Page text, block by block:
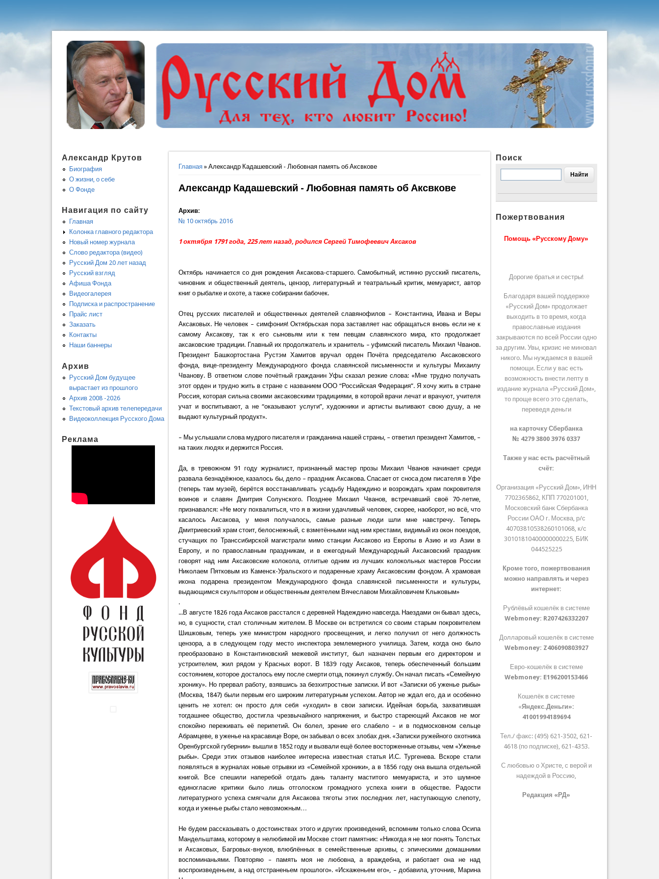
Вы здесь
Главная » Александр Кадашевский - Любовная память об Аксвкове
Александр Кадашевский - Любовная память об Аксвкове
Архив:
№ 10 октябрь 2016
1 октября 1791 года, 225 лет назад, родился Сергей Тимофеевич Аксаков
Октябрь начинается со дня рождения Аксакова-старшего. Самобытный, истинно русский писатель,
чиновник и общественный деятель, цензор, литературный и театральный критик, мемуарист, автор
книг о рыбалке и охоте, а также собирании бабочек.
Отец русских писателей и общественных деятелей славянофилов – Константина, Ивана и Веры
Аксаковых. Не человек – симфония! Октябрьская пора заставляет нас обращаться вновь если не к
самому Аксакову, так к его сыновьям или к тем певцам славянского мира, кто продолжает
аксаковские традиции. Главный их продолжатель и хранитель – уфимский писатель Михаил Чванов.
Президент Башкортостана Рустэм Хамитов вручал орден Почёта председателю Аксаковского
фонда, вице-президенту Международного фонда славянской письменности и культуры Михаилу
Чванову. В ответном слове почётный гражданин Уфы сказал резкие слова: «Мне трудно получать
этот орден и трудно жить в стране с названием ООО “Российская Федерация”. Я хочу жить в стране
Россия, которая сильна своими аксаковскими традициями, в которой врачи лечат и врачуют, учителя
учат и воспитывают, а не “оказывают услуги”, художники и артисты выливают свою душу, а не
выдают культурный продукт».
– Мы услышали слова мудрого писателя и гражданина нашей страны, – ответил президент Хамитов, –
на таких людях и держится Россия.
Да, в тревожном 91 году журналист, признанный мастер прозы Михаил Чванов начинает среди
развала безнадёжное, казалось бы, дело – праздник Аксакова. Спасает от сноса дом писателя в Уфе
(теперь там музей), берётся восстанавливать усадьбу Надеждино и возрождать храм покровителя
воинов и славян Дмитрия Солунского. Позднее Михаил Чванов, встречавший своё 70-летие,
признавался: «Не могу похвалиться, что я в жизни удачливый человек, скорее, наоборот, но всё, что
касалось Аксакова, у меня получалось, самые разные люди шли мне навстречу. Теперь
Дмитриевский храм стоит, белоснежный, с взметёнными над ним крестами, видимый из окон поездов,
стучащих по Транссибирской магистрали мимо станции Аксаково из Европы в Азию и из Азии в
Европу, и по православным праздникам, и в ежегодный Международный Аксаковский праздник
говорят над ним Аксаковские колокола, отлитые одним из лучших колокольных мастеров России
Николаем Пятковым из Каменск-Уральского и подаренные храму Аксаковским фондом. А храмовая
икона подарена президентом Международного фонда славянской письменности и культуры,
выдающимся скульптором и общественным деятелем Вячеславом Михайловичем Клыковым»
.
...В августе 1826 года Аксаков расстался с деревней Надеждино навсегда. Наездами он бывал здесь,
но, в сущности, стал столичным жителем. В Москве он встретился со своим старым покровителем
Шишковым, теперь уже министром народного просвещения, и легко получил от него должность
цензора, а в следующем году место инспектора землемерного училища. Затем, когда оно было
преобразовано в Константиновский межевой институт, был назначен первым его директором и
устроителем, жил рядом у Красных ворот. В 1839 году Аксаков, теперь обеспеченный большим
состоянием, которое досталось ему после смерти отца, покинул службу. Он начал писать «Семейную
хронику». Но прервал работу, взявшись за безхитростные записки. И вот «Записки об уженье рыбы»
(Москва, 1847) были первым его широким литературным успехом. Автор не ждал его, да и особенно
ценить не хотел: он просто для себя «уходил» в свои записки. Идейная борьба, захватившая
тогдашнее общество, достигла чрезвычайного напряжения, и быстро стареющий Аксаков не мог
спокойно переживать её перипетий. Он болел, зрение его слабело – и в подмосковном сельце
Абрамцеве, в уженье на красавице Воре, он забывал о всех злобах дня. «Записки ружейного охотника
Оренбургской губернии» вышли в 1852 году и вызвали ещё более восторженные отзывы, чем «Уженье
рыбы». Среди этих отзывов наиболее интересна известная статья И.С. Тургенева. Вскоре стали
появляться в журналах новые отрывки из «Семейной хроники», а в 1856 году она вышла отдельной
книгой. Все спешили наперебой отдать дань таланту маститого мемуариста, и это шумное
единогласие критики было лишь отголоском громадного успеха книги в обществе. Радости
литературного успеха смягчали для Аксакова тяготы этих последних лет, наступающую слепоту,
когда и уженье рыбы стало невозможным…
Не будем рассказывать о достоинствах этого и других произведений, вспомним только слова Осипа
Мандельштама, которому в нелюбимой им Москве стоит памятник: «Никогда я не мог понять Толстых
и Аксаковых, Багровых-внуков, влюблённых в семейственные архивы, с эпическими домашними
воспоминаньями. Повторяю – память моя не любовна, а враждебна, и работает она не над
воспроизведеньем, а над отстраненьем прошлого». «Искаженьем его», – добавила, уточнив, Марина
Александр Крутов
Биография
О жизни, о себе
О Фонде
Навигация по сайту
Главная
Колонка главного редактора
Новый номер журнала
Слово редактора (видео)
Русский Дом 20 лет назад
Русский взгляд
Афиша Фонда
Видеогалерея
Подписка и распространение
Прайс лист
Заказать
Контакты
Наши баннеры
Архив
Русский Дом будущее
вырастает из прошлого
Архив 2008 -2026
Текстовый архив телепередачи
Видеоколлекция Русского Дома
Реклама
Поиск
Пожертвования
Помощь «Русскому Дому»
Дорогие братья и сестры!
Благодаря вашей поддержке
«Русский Дом» продолжает
выходить в то время, когда
православные издания
закрываются по всей России одно
за другим. Увы, кризис не миновал
никого. Мы нуждаемся в вашей
помощи. Если у вас есть
возможность внести лепту в
издание журнала «Русский Дом»,
то проще всего это сделать,
переведя деньги
на карточку Сбербанка
№ 4279 3800 3976 0337
Также у нас есть расчётный
счёт:
Организация «Русский Дом», ИНН
7702365862, КПП 770201001,
Московский банк Сбербанка
России ОАО г. Москва, р/с
40703810538260101068, к/с
30101810400000000225, БИК
044525225
Кроме того, пожертвования
можно направлять и через
интернет:
Рублёвый кошелёк в системе
Webmoney: R207426332207
Долларовый кошелёк в системе
Webmoney: Z406090803927
Евро-кошелёк в системе
Webmoney: E196200153466
Кошелёк в системе
«Яндекс.Деньги»:
41001994189694
Тел./ факс: (495) 621-3502, 621-
4618 (по подписке), 621-4353.
С любовью о Христе, с верой и
надеждой в Россию,
Редакция «РД»